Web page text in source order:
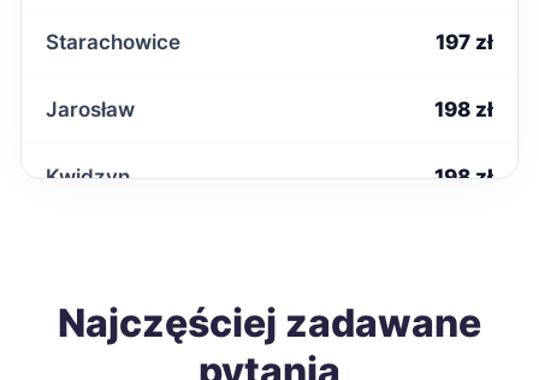
Starachowice 197 zł
Jarosław 198 zł
Kwidzyn 198 zł
Nowa Sól 198 zł
Najczęściej zadawane